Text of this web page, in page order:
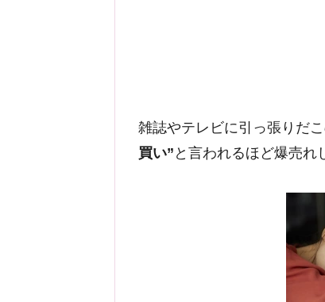
雑誌やテレビに引っ張りだ
買い” と言われるほど爆売れ